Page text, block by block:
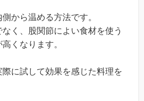
から温める方法です。
く、股関節によい食材を使う
くなります。
に試して効果を感じた料理を